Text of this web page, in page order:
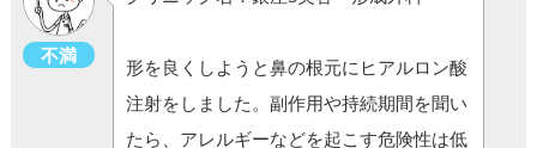
不満
形を良くしようと鼻の根元にヒアルロン酸
注射をしました。副作用や持続期間を聞い
たら、アレルギーなどを起こす危険性は低